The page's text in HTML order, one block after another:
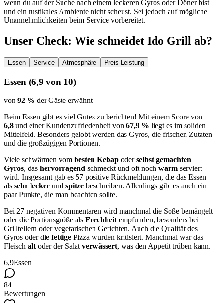
wenn du auf der Suche nach einem leckeren Gyros oder Döner bist
und ein rustikales Ambiente nicht scheust. Sei jedoch auf mögliche
Unannehmlichkeiten beim Service vorbereitet.
Unser Check: Wie schneidet Ido Grill ab?
Essen Service Atmosphäre Preis-Leistung
Essen (6,9 von 10)
von 92 % der Gäste erwähnt
Beim Essen gibt es viel Gutes zu berichten! Mit einem Score von
6,8 und einer Kundenzufriedenheit von 67,9 % liegt es im soliden
Mittelfeld. Besonders gelobt werden das Gyros, die frischen Zutaten
und die großzügigen Portionen.
Viele schwärmen vom besten Kebap oderselbst gemachten
Gyros, das hervorragend schmeckt und oft noch warm serviert
wird. Insgesamt gab es 57 positive Rückmeldungen, die das Essen
als sehr lecker und spitze beschreiben. Allerdings gibt es auch ein
paar Punkte, die man beachten sollte.
Bei 27 negativen Kommentaren wird manchmal die Soße bemängelt
oder die Portionsgröße als Frechheit empfunden, besonders bei
Grilltellern oder vegetarischen Gerichten. Auch die Qualität des
Gyros oder die fettige Pizza wurden kritisiert. Manchmal war das
Fleisch alt oder der Salat verwässert, was den Appetit trüben kann.
6,9Essen
84
Bewertungen